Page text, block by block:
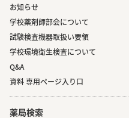
お知らせ
学校薬剤師部会について
試験検査機器取扱い要領
学校環境衛生検査について
Q&A
資料 専用ページ入り口
薬局検索